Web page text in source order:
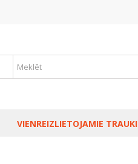
VIENREIZLIETOJAMIE TRAUKI